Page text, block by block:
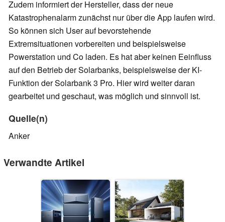
Zudem informiert der Hersteller, dass der neue
Katastrophenalarm zunächst nur über die App laufen wird.
So können sich User auf bevorstehende
Extremsituationen vorbereiten und beispielsweise
Powerstation und Co laden. Es hat aber keinen Eeinfluss
auf den Betrieb der Solarbanks, beispielsweise der KI-
Funktion der Solarbank 3 Pro. Hier wird weiter daran
gearbeitet und geschaut, was möglich und sinnvoll ist.
Quelle(n)
Anker
Verwandte Artikel